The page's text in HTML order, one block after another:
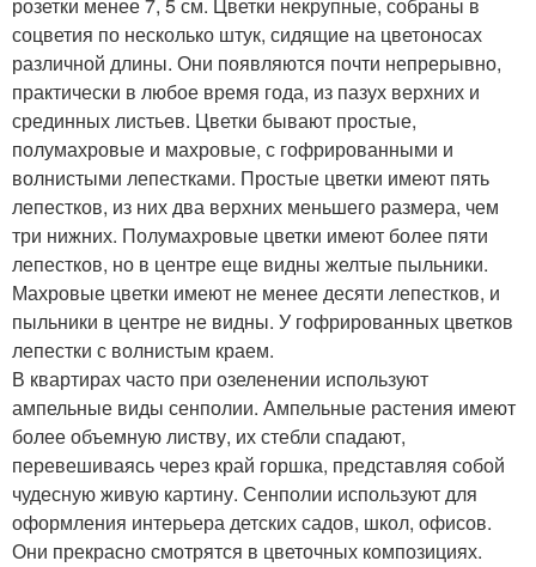
розетки менее 7, 5 см. Цветки некрупные, собраны в
соцветия по несколько штук, сидящие на цветоносах
различной длины. Они появляются почти непрерывно,
практически в любое время года, из пазух верхних и
срединных листьев. Цветки бывают простые,
полумахровые и махровые, с гофрированными и
волнистыми лепестками. Простые цветки имеют пять
лепестков, из них два верхних меньшего размера, чем
три нижних. Полумахровые цветки имеют более пяти
лепестков, но в центре еще видны желтые пыльники.
Махровые цветки имеют не менее десяти лепестков, и
пыльники в центре не видны. У гофрированных цветков
лепестки с волнистым краем.
В квартирах часто при озеленении используют
ампельные виды сенполии. Ампельные растения имеют
более объемную листву, их стебли спадают,
перевешиваясь через край горшка, представляя собой
чудесную живую картину. Сенполии используют для
оформления интерьера детских садов, школ, офисов.
Они прекрасно смотрятся в цветочных композициях.